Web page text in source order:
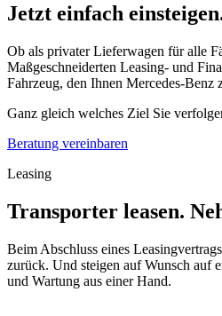
Jetzt einfach
Ob als privater Lieferwagen für alle
Maßgeschneiderten Leasing- und
Fahrzeug, den Ihnen Mercedes-Benz
Ganz gleich welches Ziel Sie
Beratung vereinbaren
Leasing
Transporter leasen.
Beim Abschluss eines
zurück. Und steigen auf Wunsch auf
und Wartung aus einer Hand.